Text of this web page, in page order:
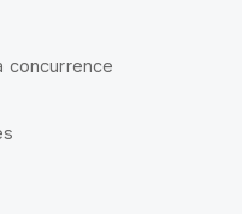
concurrence